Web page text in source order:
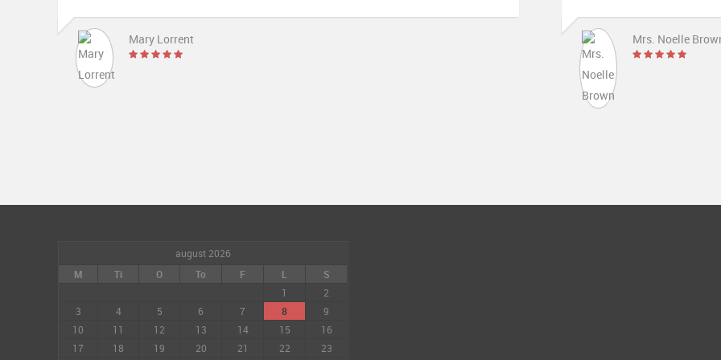
august 2026
M
Ti O To F L
S
1
2
3
4 5 6 7 8
9
10
11 12 13 14 15
16
17
18 19 20 21 22 23